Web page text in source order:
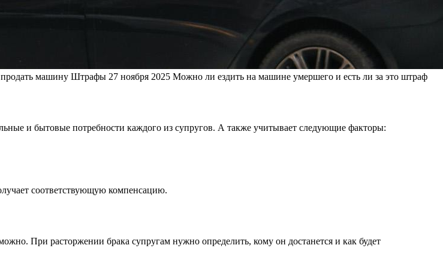
машину Штрафы 27 ноября 2025 Можно ли ездить на машине умершего и есть ли за это штраф
и бытовые потребности каждого из супругов. А также учитывает следующие факторы:
соответствующую компенсацию.
При расторжении брака супругам нужно определить, кому он достанется и как будет